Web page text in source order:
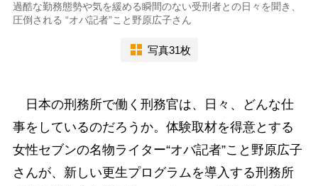
過酷な勤務態勢や気を緩める瞬間のない受刑者との日々を聞き、
圧倒される “オバ記者”こと野原広子さん
写真31枚
日本の刑務所で働く刑務官は、日々、どんな仕
事をしているのだろうか。体験取材を得意とする
女性セブンの名物ライター“オバ記者”こと野原広子
さんが、新しい更生プログラムを導入する刑務所